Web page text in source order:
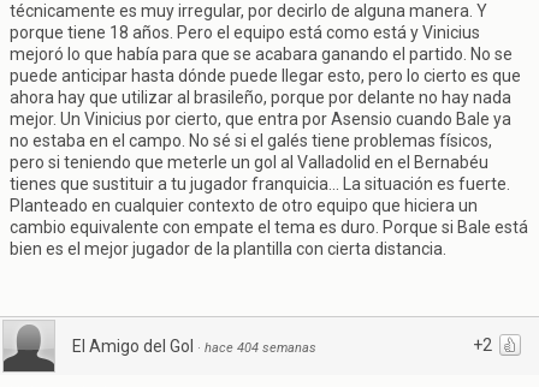
técnicamente es muy irregular, por decirlo de alguna manera. Y
porque tiene 18 años. Pero el equipo está como está y Vinicius
mejoró lo que había para que se acabara ganando el partido. No se
puede anticipar hasta dónde puede llegar esto, pero lo cierto es que
ahora hay que utilizar al brasileño, porque por delante no hay nada
mejor. Un Vinicius por cierto, que entra por Asensio cuando Bale ya
no estaba en el campo. No sé si el galés tiene problemas físicos,
pero si teniendo que meterle un gol al Valladolid en el Bernabéu
tienes que sustituir a tu jugador franquicia... La situación es fuerte.
Planteado en cualquier contexto de otro equipo que hiciera un
cambio equivalente con empate el tema es duro. Porque si Bale está
bien es el mejor jugador de la plantilla con cierta distancia.
+2
El Amigo del Gol · hace 404 semanas